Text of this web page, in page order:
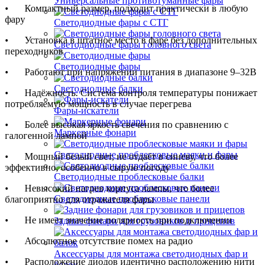
Светодиодные фары с СТГ
Светодиодные фары головного света
Светодиодные фары
Светодиодные балки
Фары-искатели
Маркерные фонари
Светодиодные проблесковые маяки и фары
Светодиодные проблесковые балки
Светодиодные проблесковые панели
Задние фонари для грузовиков и прицепов
Аксессуары для монтажа светодиодных фар и
•
Компактный размер, подходит практически в любую
фару
•
Установка в штатное место в фаре без дополнительных
переходников
•
Работают при напряжении питания в диапазоне 9–32В
•
Надёжность. Система контроля температуры понижает
потребляемую мощность в случае перегрева
•
Более высокая яркость свечения по сравнению с
галогенной лампой
•
Мощный белый свет, не отдаёт в синеву, что более
эффективно, особенно в сырую погоду
•
Невысокий нагрев корпуса лампы, что более
благоприятно для отражателя фары
•
Не имеет значение полярность при подключении
•
Абсолютное отсутствие помех на радио
•
Расположение диодов идентично расположению нити